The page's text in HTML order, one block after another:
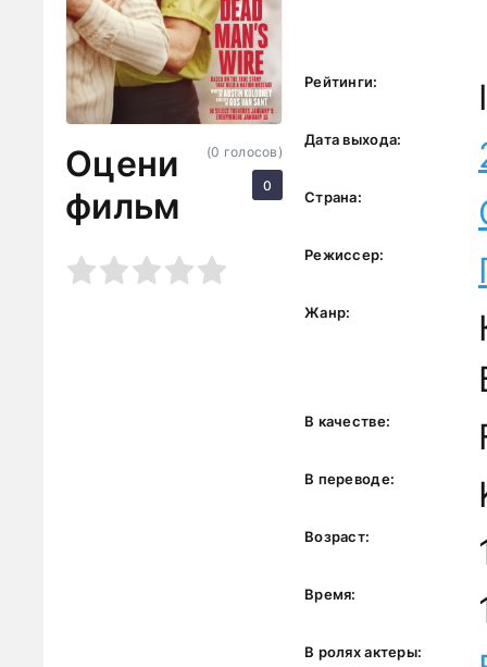
Оцени
фильм
5
(0 голосов)
0
Рейтинги:
Дата выхода:
Страна:
Режиссер:
Жанр:
В качестве:
В переводе:
Возраст:
Время:
В ролях актеры: